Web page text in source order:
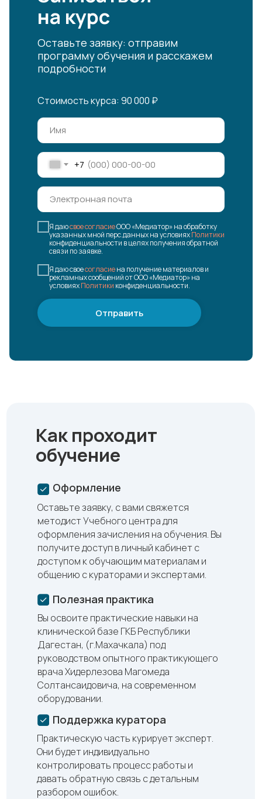
+7
Я даюсвое согласиеООО «Медиатор» на обработку
указанных мной перс.данных на условияхПолитики
конфиденциальности в целях получения обратной
связи по заявке.
Я даю своесогласиена получение материалов и
рекламных сообщений от ООО «Медиатор» на
условияхПолитики конфиденциальности.
Отправить
Стоимость курса: 90 000 ₽
на курс
Оставьте заявку: отправим
программу обучения и расскажем
подробности
Как проходит
обучение
Полезная практика
Поддержка куратора
Оформление
Вы освоите практические навыки на
клинической базе ГКБ Республики
Дагестан, (г.Махачкала) под
руководством опытного практикующего
врача Хидерлезова Магомеда
Солтансаидовича, на современном
оборудовании.
Практическую часть курирует эксперт.
Они будет индивидуально
контролировать процесс работы и
давать обратную связь с детальным
разбором ошибок.
Оставьте заявку, с вами свяжется
методист Учебного центра для
оформления зачисления на обучения. Вы
получите доступ в личный кабинет с
доступом к обучающим материалам и
общению с кураторами и экспертами.